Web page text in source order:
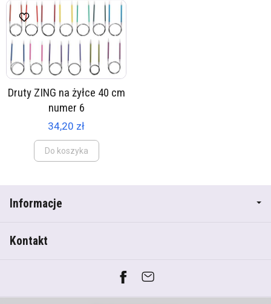
Druty ZING na żyłce 40 cm
numer 6
34,20 zł
Do koszyka
Informacje
Kontakt